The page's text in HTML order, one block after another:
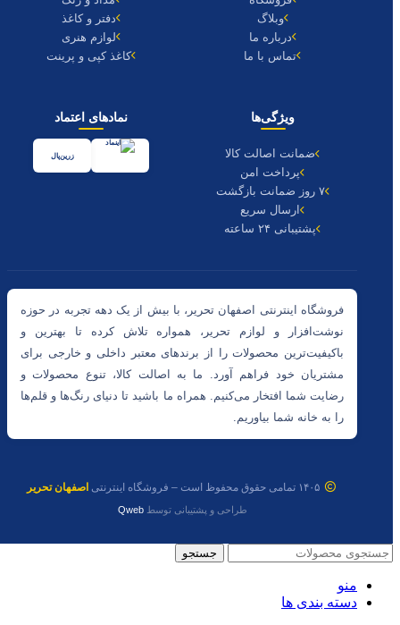
وبلاگ
درباره ما
تماس با ما
دفتر و کاغذ
لوازم هنری
کاغذ کپی و پرینت
ویژگی‌ها
ضمانت اصالت کالا
پرداخت امن
۷ روز ضمانت بازگشت
ارسال سریع
پشتیبانی ۲۴ ساعته
نمادهای اعتماد
زرین‌پال
فروشگاه اینترنتی اصفهان تحریر، با بیش از یک دهه تجربه در حوزه
نوشت‌افزار و لوازم تحریر، همواره تلاش کرده تا بهترین و
باکیفیت‌ترین محصولات را از برندهای معتبر داخلی و خارجی برای
مشتریان خود فراهم آورد. ما به اصالت کالا، تنوع محصولات و
رضایت شما افتخار می‌کنیم. همراه ما باشید تا دنیای رنگ‌ها و قلم‌ها
را به خانه شما بیاوریم.
۱۴۰۵ تمامی حقوق محفوظ است – فروشگاه اینترنتی اصفهان تحریر
طراحی و پشتیبانی توسطQweb
جستجو
منو
دسته بندی ها